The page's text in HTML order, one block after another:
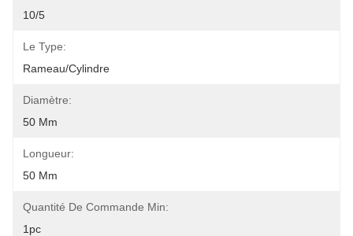
10/5
Le Type:
Rameau/cylindre
Diamètre:
50 Mm
Longueur:
50 Mm
Quantité De Commande Min:
1pc